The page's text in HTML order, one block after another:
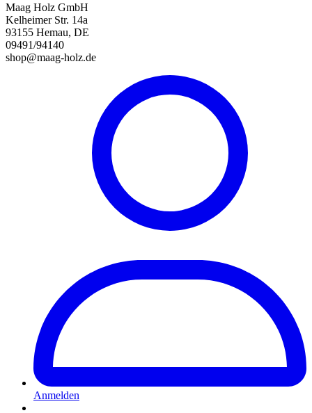
Maag Holz GmbH
Kelheimer Str. 14a
93155 Hemau, DE
09491/94140
shop@maag-holz.de
Anmelden